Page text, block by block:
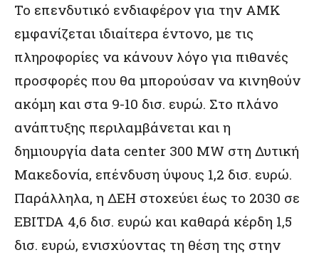
Το επενδυτικό ενδιαφέρον για την ΑΜΚ
εμφανίζεται ιδιαίτερα έντονο, με τις
πληροφορίες να κάνουν λόγο για πιθανές
προσφορές που θα μπορούσαν να κινηθούν
ακόμη και στα 9-10 δισ. ευρώ. Στο πλάνο
ανάπτυξης περιλαμβάνεται και η
δημιουργία data center 300 MW στη Δυτική
Μακεδονία, επένδυση ύψους 1,2 δισ. ευρώ.
Παράλληλα, η ΔΕΗ στοχεύει έως το 2030 σε
EBITDA 4,6 δισ. ευρώ και καθαρά κέρδη 1,5
δισ. ευρώ, ενισχύοντας τη θέση της στην